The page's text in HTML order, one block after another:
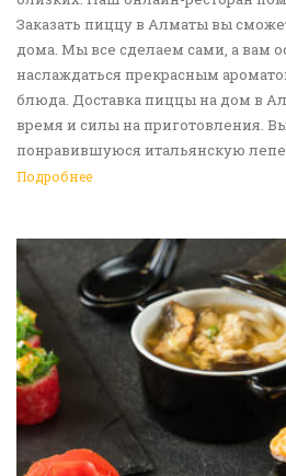
Заказать пиццу в Алматы вы
дома. Мы все сделаем сами, а вам
наслаждаться прекрасным
блюда. Доставка пиццы на дом в
время и силы на приготовления.
понравившуюся итальянскую
ее в лучших традициях. Доставка
Подробнее